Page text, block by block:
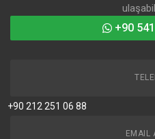
+90
+90 212 251 06 88
EMAIL